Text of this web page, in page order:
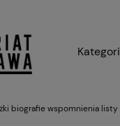
biografie wspomnienia